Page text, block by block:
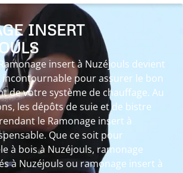
INSERT
insert à Nuzéjouls devient
incontournable pour assurer le bon
de votre système de chauffage. Au
les dépôts de suie et de bistre
le Ramonage insert à
Que ce soit pour
à bois à Nuzéjouls, ramonage
à Nuzéjouls ou ramonage insert à